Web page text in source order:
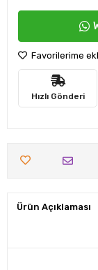
Favorilerime
Hızlı Gönderi
Ürün Açıklaması